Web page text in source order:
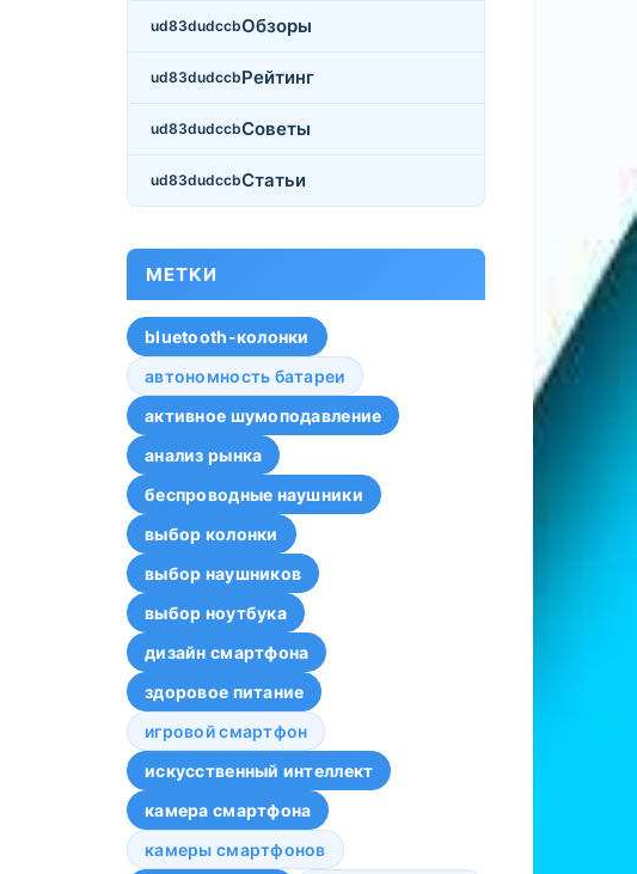
Обзоры
Рейтинг
Советы
Статьи
МЕТКИ
bluetooth-колонки
автономность батареи
активное шумоподавление
анализ рынка
беспроводные наушники
выбор колонки
выбор наушников
выбор ноутбука
дизайн смартфона
здоровое питание
игровой смартфон
искусственный интеллект
камера смартфона
камеры смартфонов